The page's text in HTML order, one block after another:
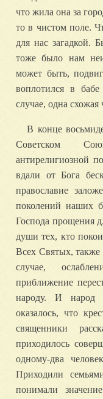
что жила она за
то в чистом поле.
для нас
тоже было нам
может быть,
воплотился в
случае, одна схожая
В конце
Советском
антирелигиозной
вдали от Бога
православие
поколений наших
Господа прощения
души тех, кто
Всех Святых, также
случае,
приближение
народу. И народ
оказалось, что
священники
приходилось
одному-два
Приходили
понимали